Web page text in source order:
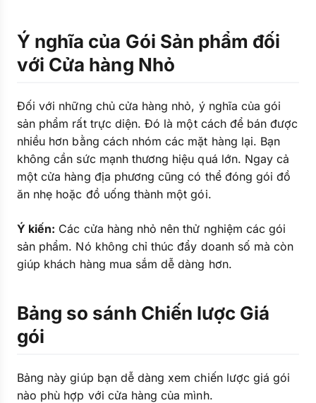
Ý nghĩa của Gói Sản phẩm đối
với Cửa hàng Nhỏ
Đối với những chủ cửa hàng nhỏ, ý nghĩa của gói
sản phẩm rất trực diện. Đó là một cách để bán được
nhiều hơn bằng cách nhóm các mặt hàng lại. Bạn
không cần sức mạnh thương hiệu quá lớn. Ngay cả
một cửa hàng địa phương cũng có thể đóng gói đồ
ăn nhẹ hoặc đồ uống thành một gói.
Ý kiến: Các cửa hàng nhỏ nên thử nghiệm các gói
sản phẩm. Nó không chỉ thúc đẩy doanh số mà còn
giúp khách hàng mua sắm dễ dàng hơn.
Bảng so sánh Chiến lược Giá
gói
Bảng này giúp bạn dễ dàng xem chiến lược giá gói
nào phù hợp với cửa hàng của mình.